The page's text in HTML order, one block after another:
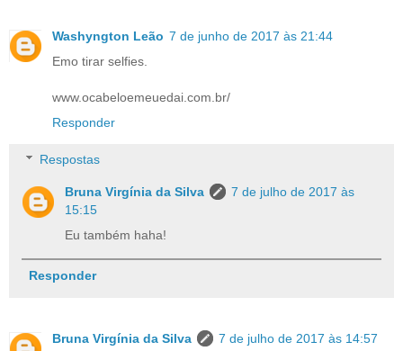
Washyngton Leão 7 de junho de 2017 às 21:44
Emo tirar selfies.
www.ocabeloemeuedai.com.br/
Responder
Respostas
Bruna Virgínia da Silva
7 de julho de 2017 às
15:15
Eu também haha!
Responder
Bruna Virgínia da Silva
7 de julho de 2017 às 14:57